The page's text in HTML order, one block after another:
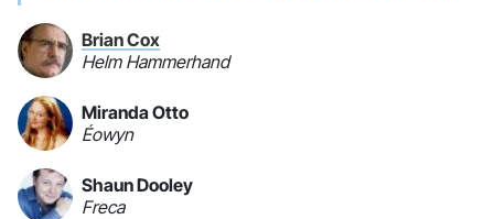
Brian Cox
Helm Hammerhand
Miranda Otto
Éowyn
Shaun Dooley
Freca